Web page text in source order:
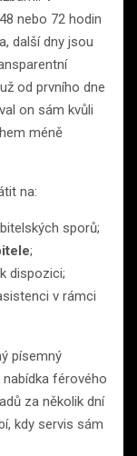
nebo 72 hodin
další dny jsou
od prvního dne
on sám kvůli
méně
na:
sporů;
;
dispozici;
v rámci
písemný
férového
za několik dní
kdy servis sám